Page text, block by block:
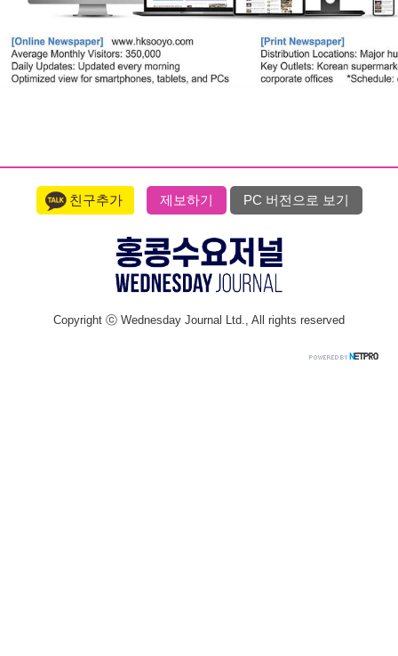
친구추가 제보하기 PC 버전으로 보기
Copyright ⓒ Wednesday Journal Ltd., All rights reserved